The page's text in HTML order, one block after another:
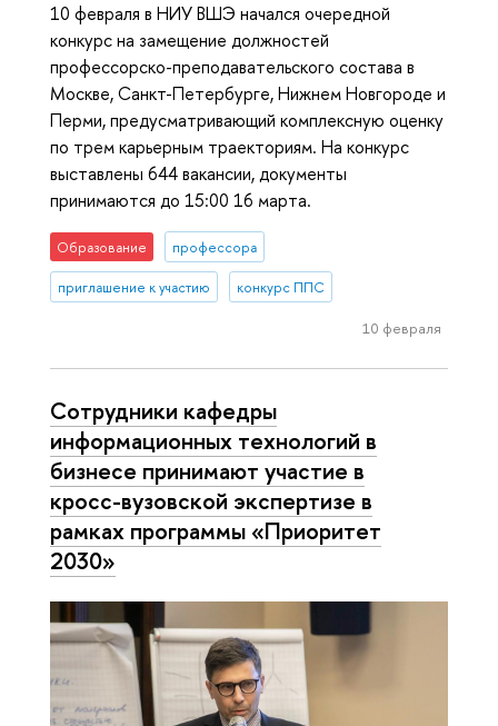
10 февраля в НИУ ВШЭ начался очередной
конкурс на замещение должностей
профессорско-преподавательского состава в
Москве, Санкт-Петербурге, Нижнем Новгороде и
Перми, предусматривающий комплексную оценку
по трем карьерным траекториям. На конкурс
выставлены 644 вакансии, документы
принимаются до 15:00 16 марта.
Образование профессора
приглашение к участию конкурс ППС
10 февраля
Сотрудники кафедры
информационных технологий в
бизнесе принимают участие в
кросс-вузовской экспертизе в
рамках программы «Приоритет
2030»